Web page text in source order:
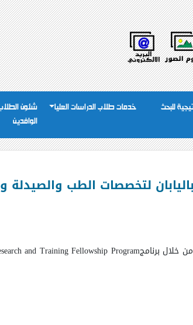
للبحث
خدمات طلاب الدراسات العليا
شئون
الوافدين
خلال برنامجand Training Fellowship Program